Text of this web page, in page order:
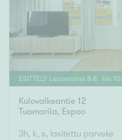
ESITTELY Lauantaina 8 . 8 . klo 10:
Kulovalkeantie 12
Tuomarila, Espoo
3h, k, s, lasitettu parveke